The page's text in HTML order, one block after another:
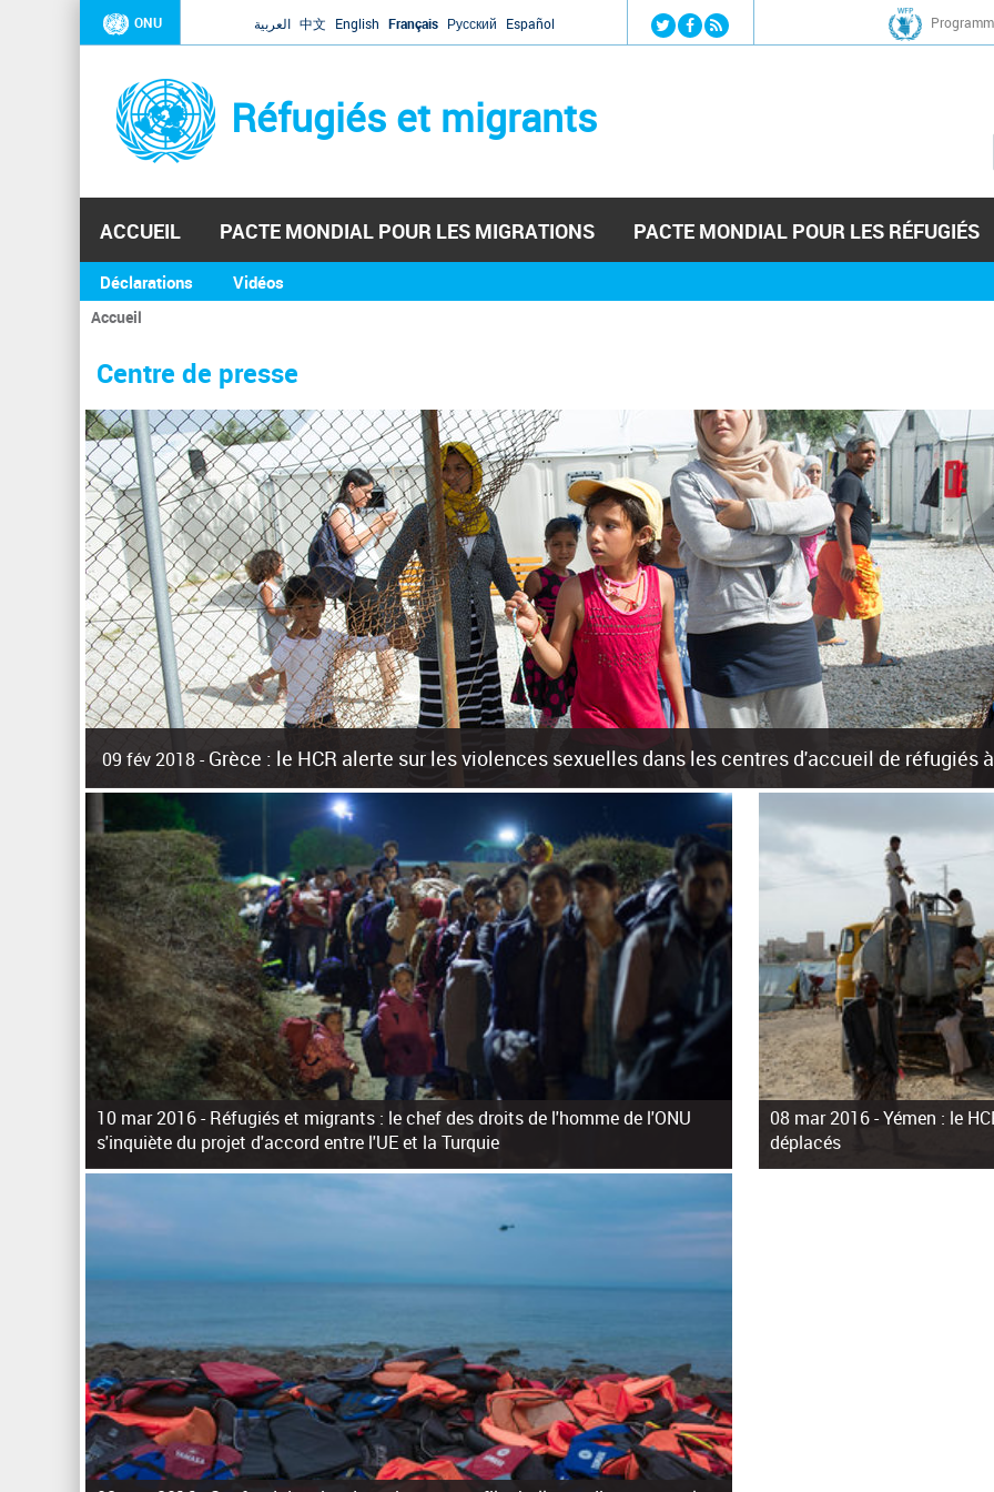
Jump to navigation
ONU العربية 中文 English Français Русский Español
Réfugiés et migrants
ACCUEIL PACTE MONDIAL POUR LES MIGRATIONS PACTE MONDIAL POUR LES RÉFUGIÉS
Déclarations Vidéos
Vous
ici
Accueil
Centre de presse
09 fév 2018 - Grèce : le HCR alerte sur les violences sexuelles dans les centres d'accueil de réfugiés
La surpopulation des centres d'accueil de réfugiés et migrants sur les îles grecques est source de violences et de harcèlement
Unies pour
10 mar 2016 - Réfugiés et migrants : le chef des droits de l'homme de l'ONU
s'inquiète du projet d'accord entre l'UE et la Turquie
08 mar 2016 -Yémen : le
déplacés
P
a
g